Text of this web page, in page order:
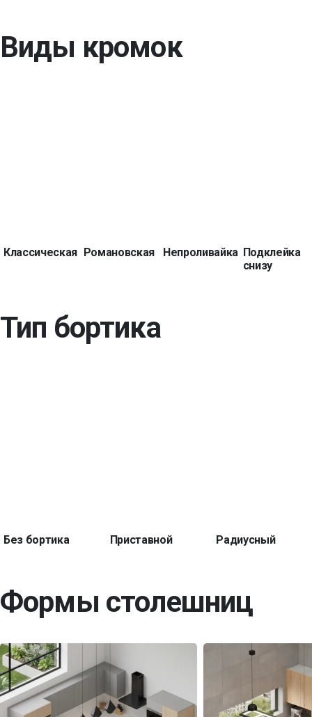
Виды кромок
Классическая Романовская Непроливайка Подклейка
снизу
Тип бортика
Без бортика Приставной Радиусный
Формы столешниц